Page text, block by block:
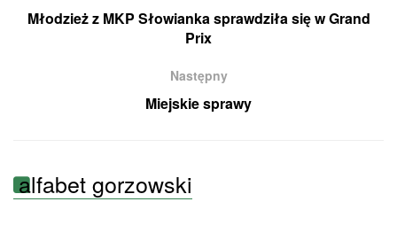
Młodzież z MKP Słowianka sprawdziła się w Grand
Prix
Następny
Miejskie sprawy
alfabet gorzowski